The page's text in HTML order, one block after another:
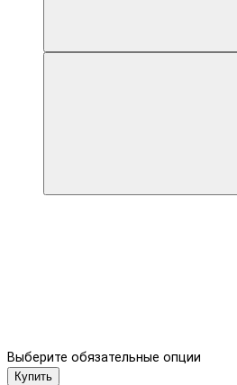
Выберите обязательные опции
Купить